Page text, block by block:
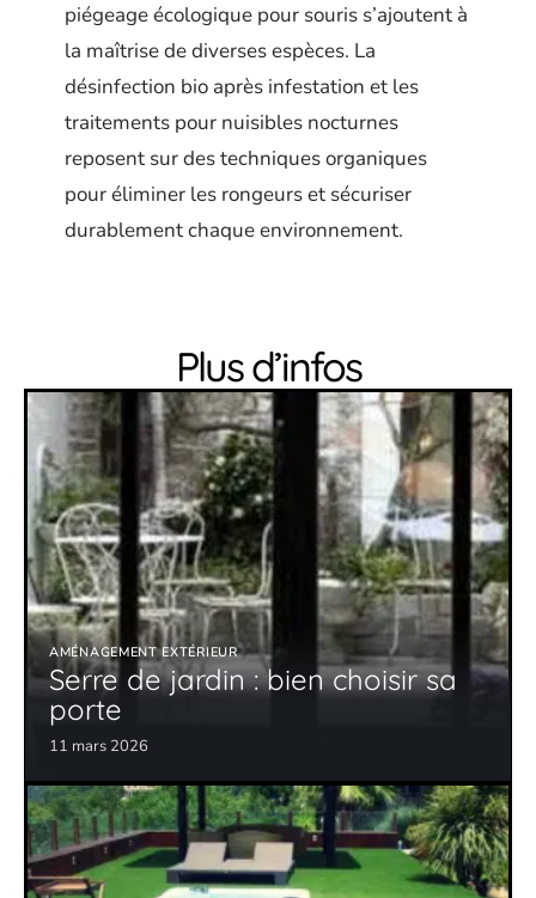
piégeage écologique pour souris s’ajoutent à
la maîtrise de diverses espèces. La
désinfection bio après infestation et les
traitements pour nuisibles nocturnes
reposent sur des techniques organiques
pour éliminer les rongeurs et sécuriser
durablement chaque environnement.
Plus d’infos
AMÉNAGEMENT EXTÉRIEUR
Serre de jardin : bien choisir sa
porte
11 mars 2026